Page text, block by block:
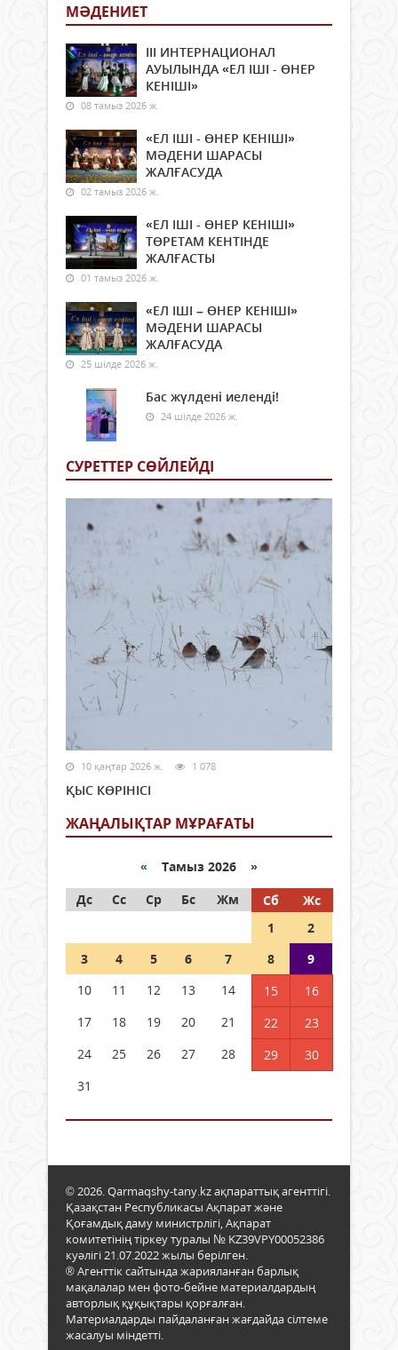
МӘДЕНИЕТ
ІІІ ИНТЕРНАЦИОНАЛ
АУЫЛЫНДА «ЕЛ ІШІ - ӨНЕР
КЕНІШІ»
08 тамыз 2026 ж.
«ЕЛ ІШІ - ӨНЕР КЕНІШІ»
МӘДЕНИ ШАРАСЫ
ЖАЛҒАСУДА
02 тамыз 2026 ж.
«ЕЛ ІШІ - ӨНЕР КЕНІШІ»
ТӨРЕТАМ КЕНТІНДЕ
ЖАЛҒАСТЫ
01 тамыз 2026 ж.
«ЕЛ ІШІ – ӨНЕР КЕНІШІ»
МӘДЕНИ ШАРАСЫ
ЖАЛҒАСУДА
25 шілде 2026 ж.
Бас жүлдені иеленді!
24 шілде 2026 ж.
СУРЕТТЕР СӨЙЛЕЙДI
10 қаңтар 2026 ж. 1 078
ҚЫС КӨРІНІСІ
ЖАҢАЛЫҚТАР МҰРАҒАТЫ
« Тамыз 2026 »
Дс
Сс Ср Бс Жм Сб
Жс
1
2
3
4 5 6 7 8
9
10
11 12 13 14 15
16
17
18 19 20 21 22
23
24
25 26 27 28 29
30
31
© 2026. Qarmaqshy-tany.kz ақпараттық агенттігі.
Қазақстан Республикасы Ақпарат және
Қоғамдық даму министрлігі, Ақпарат
комитетінің тіркеу туралы № KZ39VPY00052386
куәлігі 21.07.2022 жылы берілген.
® Агенттік сайтында жарияланған барлық
мақалалар мен фото-бейне материалдардың
авторлық құқықтары қорғалған.
Материалдарды пайдаланған жағдайда сілтеме
жасалуы міндетті.